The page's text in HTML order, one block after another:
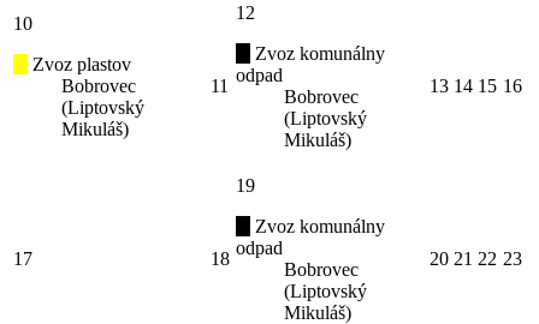
10
Zvoz plastov
Bobrovec
(Liptovský
Mikuláš)
11
12
Zvoz komunálny
odpad
Bobrovec
(Liptovský
Mikuláš)
13 14 15 16
17 18
19
Zvoz komunálny
odpad
Bobrovec
(Liptovský
Mikuláš)
20 21 22 23